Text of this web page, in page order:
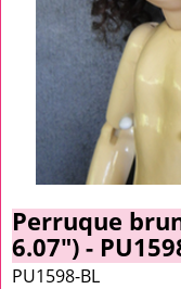
Perruque
6.07") -
PU1598-BL